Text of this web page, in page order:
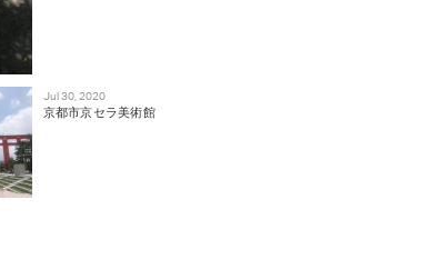
Jul 30, 2020
京都市京セラ美術館